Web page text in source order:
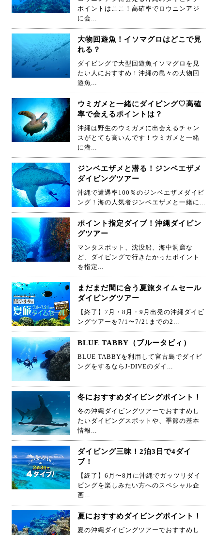
ポイントはここ！高確率でロウニンアジ
に会...
大物回遊魚！イソマグロはどこで見
れる？
ダイビングで大型回遊魚イソマグロを見
たい人におすすめ！沖縄の島々の大物回
遊魚...
ウミガメと一緒にダイビング♡高確
率で会えるポイントは？
沖縄は野生のウミガメに出会えるチャン
スがとても高いんです！ウミガメと一緒
に潜...
ジンベエザメと潜る！ジンベエザメ
ダイビングツアー
沖縄で遭遇率100％のジンベエザメダイビ
ング！海の人気者ジンベエザメと一緒に...
ポイント指定ダイブ！沖縄ダイビン
グツアー
マンタスポット、沈没船、海中洞窟な
ど、ダイビングで行きたかったポイント
を指定...
まだまだ間に合う夏旅タイムセール
ダイビングツアー
【終了】7月・8月・9月出発の沖縄ダイビ
ングツアーを7/1〜7/21までの2...
BLUE TABBY（ブルータビィ）
BLUE TABBYを利用して宮古島でダイビ
ングをするならJ-DIVEのダイ...
冬におすすめダイビングポイント！
冬の沖縄ダイビングツアーでおすすめし
たいダイビングスポットや、季節の基本
情報...
ダイビング三昧！2泊3日で4ダイ
ブ！
【終了】6月〜8月に沖縄でガッツリダイ
ビングを楽しみたい方へのスペシャル企
画...
夏におすすめダイビングポイント！
夏の沖縄ダイビングツアーでおすすめし